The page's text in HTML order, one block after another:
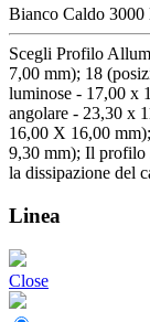
Bianco Caldo 3000
Scegli Profilo
7,00 mm); 18
luminose - 17,00 x
angolare - 23,30 x
16,00 X 16,00
9,30 mm); Il profilo
la dissipazione del
Linea
Close